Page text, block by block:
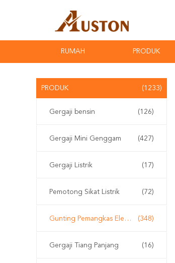
RUMAH PRODUK
PRODUK (1233)
Gergaji bensin (126)
Gergaji Mini Genggam (427)
Gergaji Listrik (17)
Pemotong Sikat Listrik (72)
Gunting Pemangkas Elektrik (348)
Gergaji Tiang Panjang (16)